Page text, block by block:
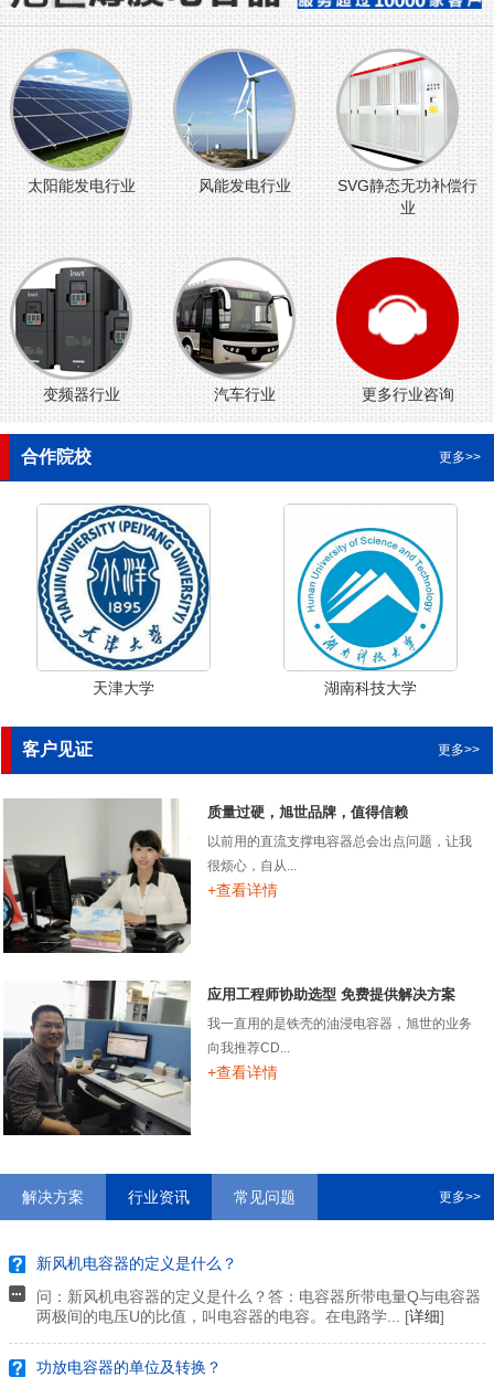
太阳能发电行业 风能发电行业
SVG静态无功补偿行
业
变频器行业 汽车行业 更多行业咨询
合作院校 更多>>
天津大学 湖南科技大学
客户见证 更多>>
质量过硬，旭世品牌，值得信赖
以前用的直流支撑电容器总会出点问题，让我
很烦心，自从...
+查看详情
应用工程师协助选型 免费提供解决方案
我一直用的是铁壳的油浸电容器，旭世的业务
向我推荐CD...
+查看详情
解决方案 行业资讯 常见问题 更多>>
新风机电容器的定义是什么？
问：新风机电容器的定义是什么？答：电容器所带电量Q与电容器
两极间的电压U的比值，叫电容器的电容。在电路学... [详细]
功放电容器的单位及转换？